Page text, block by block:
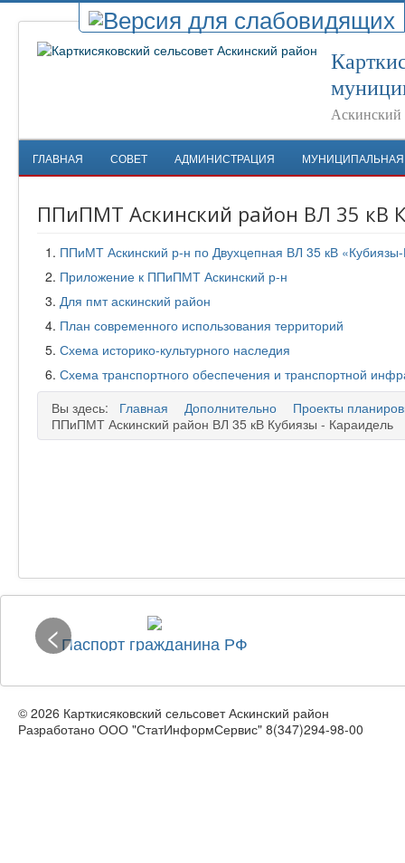
Аскинский
ГЛАВНАЯ СОВЕТ АДМИНИСТРАЦИЯ
ППиПМТ Аскинский район ВЛ 35 кВ
ППиМТ Аскинский р-н по Двухцепная ВЛ 35 кВ
Приложение к ППиПМТ Аскинский р-н
Для пмт аскинский район
План современного использования территорий
Схема историко-культурного наследия
Схема транспортного обеспечения и транспортной
Вы здесь:
Главная Дополнительно
Проекты
ППиПМТ Аскинский район ВЛ 35 кВ Кубиязы - Караидель
Паспорт гражданина РФ
<
© 2026 Карткисяковский сельсовет Аскинский район
Разработано ООО "СтатИнформСервис" 8(347)294-98-00